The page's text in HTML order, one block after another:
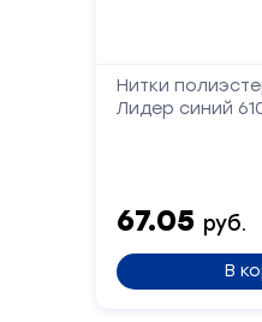
Нитки
Лидер синий
67.05 руб.
В